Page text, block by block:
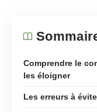
Comprendre le
les éloigner
Les erreurs à